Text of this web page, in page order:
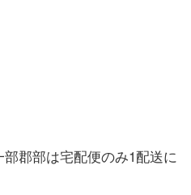
郡部は宅配便のみ1配送に